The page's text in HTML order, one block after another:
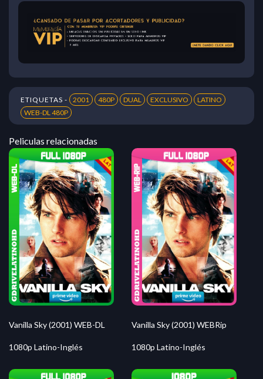
ETIQUETAS - 2001 480P DUAL EXCLUSIVO
LATINO
WEB-DL 480P
Peliculas relacionadas
Vanilla Sky (2001) WEB-DL
1080p Latino-Inglés
Vanilla Sky (2001) WEBRip
1080p Latino-Inglés